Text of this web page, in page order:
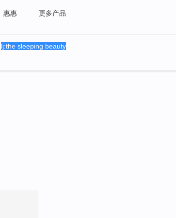
惠惠 更多产品